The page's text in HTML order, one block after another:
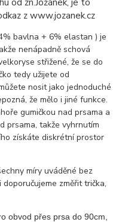
z www.jozanek.cz
bavlna + 6% elastan ) je
nenápadně schová
střižené, že se do
tedy užijete od
nosit jako jednoduché
že mělo i jiné funkce.
gumičkou nad prsama a
prsama, takže vyhrnutím
získáte diskrétní prostor
míry uváděné bez
změřit trička,
obvod přes prsa do 90cm,